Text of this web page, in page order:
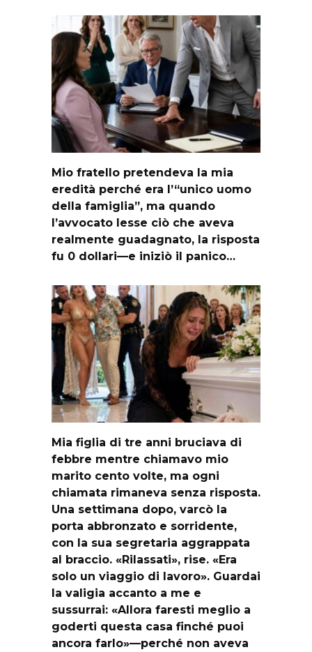
Mio fratello pretendeva la mia
eredità perché era l’“unico uomo
della famiglia”, ma quando
l’avvocato lesse ciò che aveva
realmente guadagnato, la risposta
fu 0 dollari—e iniziò il panico…
Mia figlia di tre anni bruciava di
febbre mentre chiamavo mio
marito cento volte, ma ogni
chiamata rimaneva senza risposta.
Una settimana dopo, varcò la
porta abbronzato e sorridente,
con la sua segretaria aggrappata
al braccio. «Rilassati», rise. «Era
solo un viaggio di lavoro». Guardai
la valigia accanto a me e
sussurrai: «Allora faresti meglio a
goderti questa casa finché puoi
ancora farlo»—perché non aveva